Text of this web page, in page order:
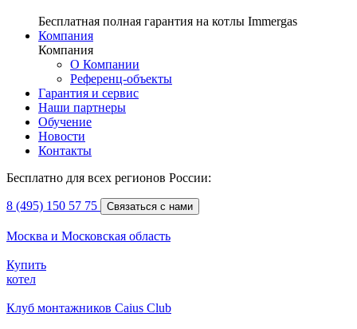
Бесплатная полная гарантия на котлы Immergas
Компания
Компания
О Компании
Референц-объекты
Гарантия и сервис
Наши партнеры
Обучение
Новости
Контакты
Бесплатно для всех регионов России:
8 (495) 150 57 75 Связаться с нами
Москва и Московская область
Купить
котел
Клуб монтажников Caius Club